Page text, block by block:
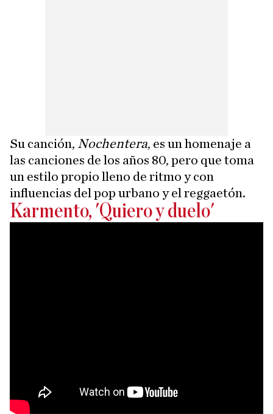
Su canción, Nochentera, es un homenaje a
las canciones de los años 80, pero que toma
un estilo propio lleno de ritmo y con
influencias del pop urbano y el reggaetón.
Karmento, 'Quiero y duelo'